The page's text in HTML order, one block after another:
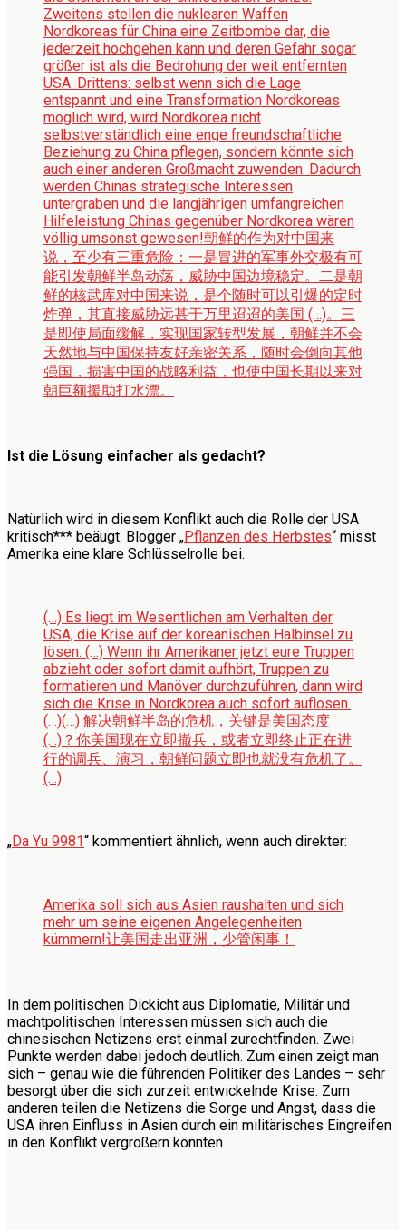
Zweitens stellen die nuklearen Waffen
Nordkoreas für China eine Zeitbombe dar, die
jederzeit hochgehen kann und deren Gefahr sogar
größer ist als die Bedrohung der weit entfernten
USA. Drittens: selbst wenn sich die Lage
entspannt und eine Transformation Nordkoreas
möglich wird, wird Nordkorea nicht
selbstverständlich eine enge freundschaftliche
Beziehung zu China pflegen, sondern könnte sich
auch einer anderen Großmacht zuwenden. Dadurch
werden Chinas strategische Interessen
untergraben und die langjährigen umfangreichen
Hilfeleistung Chinas gegenüber Nordkorea wären
völlig umsonst gewesen!朝鲜的作为对中国来
说，至少有三重危险：一是冒进的军事外交极有可
能引发朝鲜半岛动荡，威胁中国边境稳定。二是朝
鲜的核武库对中国来说，是个随时可以引爆的定时
炸弹，其直接威胁远甚于万里迢迢的美国 (…)。三
是即使局面缓解，实现国家转型发展，朝鲜并不会
天然地与中国保持友好亲密关系，随时会倒向其他
强国，损害中国的战略利益，也使中国长期以来对
朝巨额援助打水漂。
Ist die Lösung einfacher als gedacht?
Natürlich wird in diesem Konflikt auch die Rolle der USA
kritisch*** beäugt. Blogger „Pflanzen des Herbstes“ misst
Amerika eine klare Schlüsselrolle bei.
(…) Es liegt im Wesentlichen am Verhalten der
USA, die Krise auf der koreanischen Halbinsel zu
lösen. (…) Wenn ihr Amerikaner jetzt eure Truppen
abzieht oder sofort damit aufhört, Truppen zu
formatieren und Manöver durchzuführen, dann wird
sich die Krise in Nordkorea auch sofort auflösen.
(…)(…) 解决朝鲜半岛的危机，关键是美国态度
(…)？你美国现在立即撤兵，或者立即终止正在进
行的调兵、演习，朝鲜问题立即也就没有危机了。
(…)
„Da Yu 9981“ kommentiert ähnlich, wenn auch direkter:
Amerika soll sich aus Asien raushalten und sich
mehr um seine eigenen Angelegenheiten
kümmern!让美国走出亚洲，少管闲事！
In dem politischen Dickicht aus Diplomatie, Militär und
machtpolitischen Interessen müssen sich auch die
chinesischen Netizens erst einmal zurechtfinden. Zwei
Punkte werden dabei jedoch deutlich. Zum einen zeigt man
sich – genau wie die führenden Politiker des Landes – sehr
besorgt über die sich zurzeit entwickelnde Krise. Zum
anderen teilen die Netizens die Sorge und Angst, dass die
USA ihren Einfluss in Asien durch ein militärisches Eingreifen
in den Konflikt vergrößern könnten.